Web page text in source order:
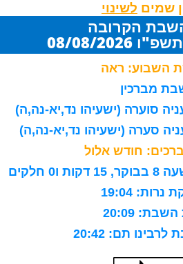
שמים
הקרובה
08/2026
השבוע: ראה
מברכין
סוערה (ישעיהו נד,יא-נה,ה)
סערה (ישעיהו נד,יא-נה,ה)
חודש אלול
חלקים
19:04
20:09
תם: 20:42